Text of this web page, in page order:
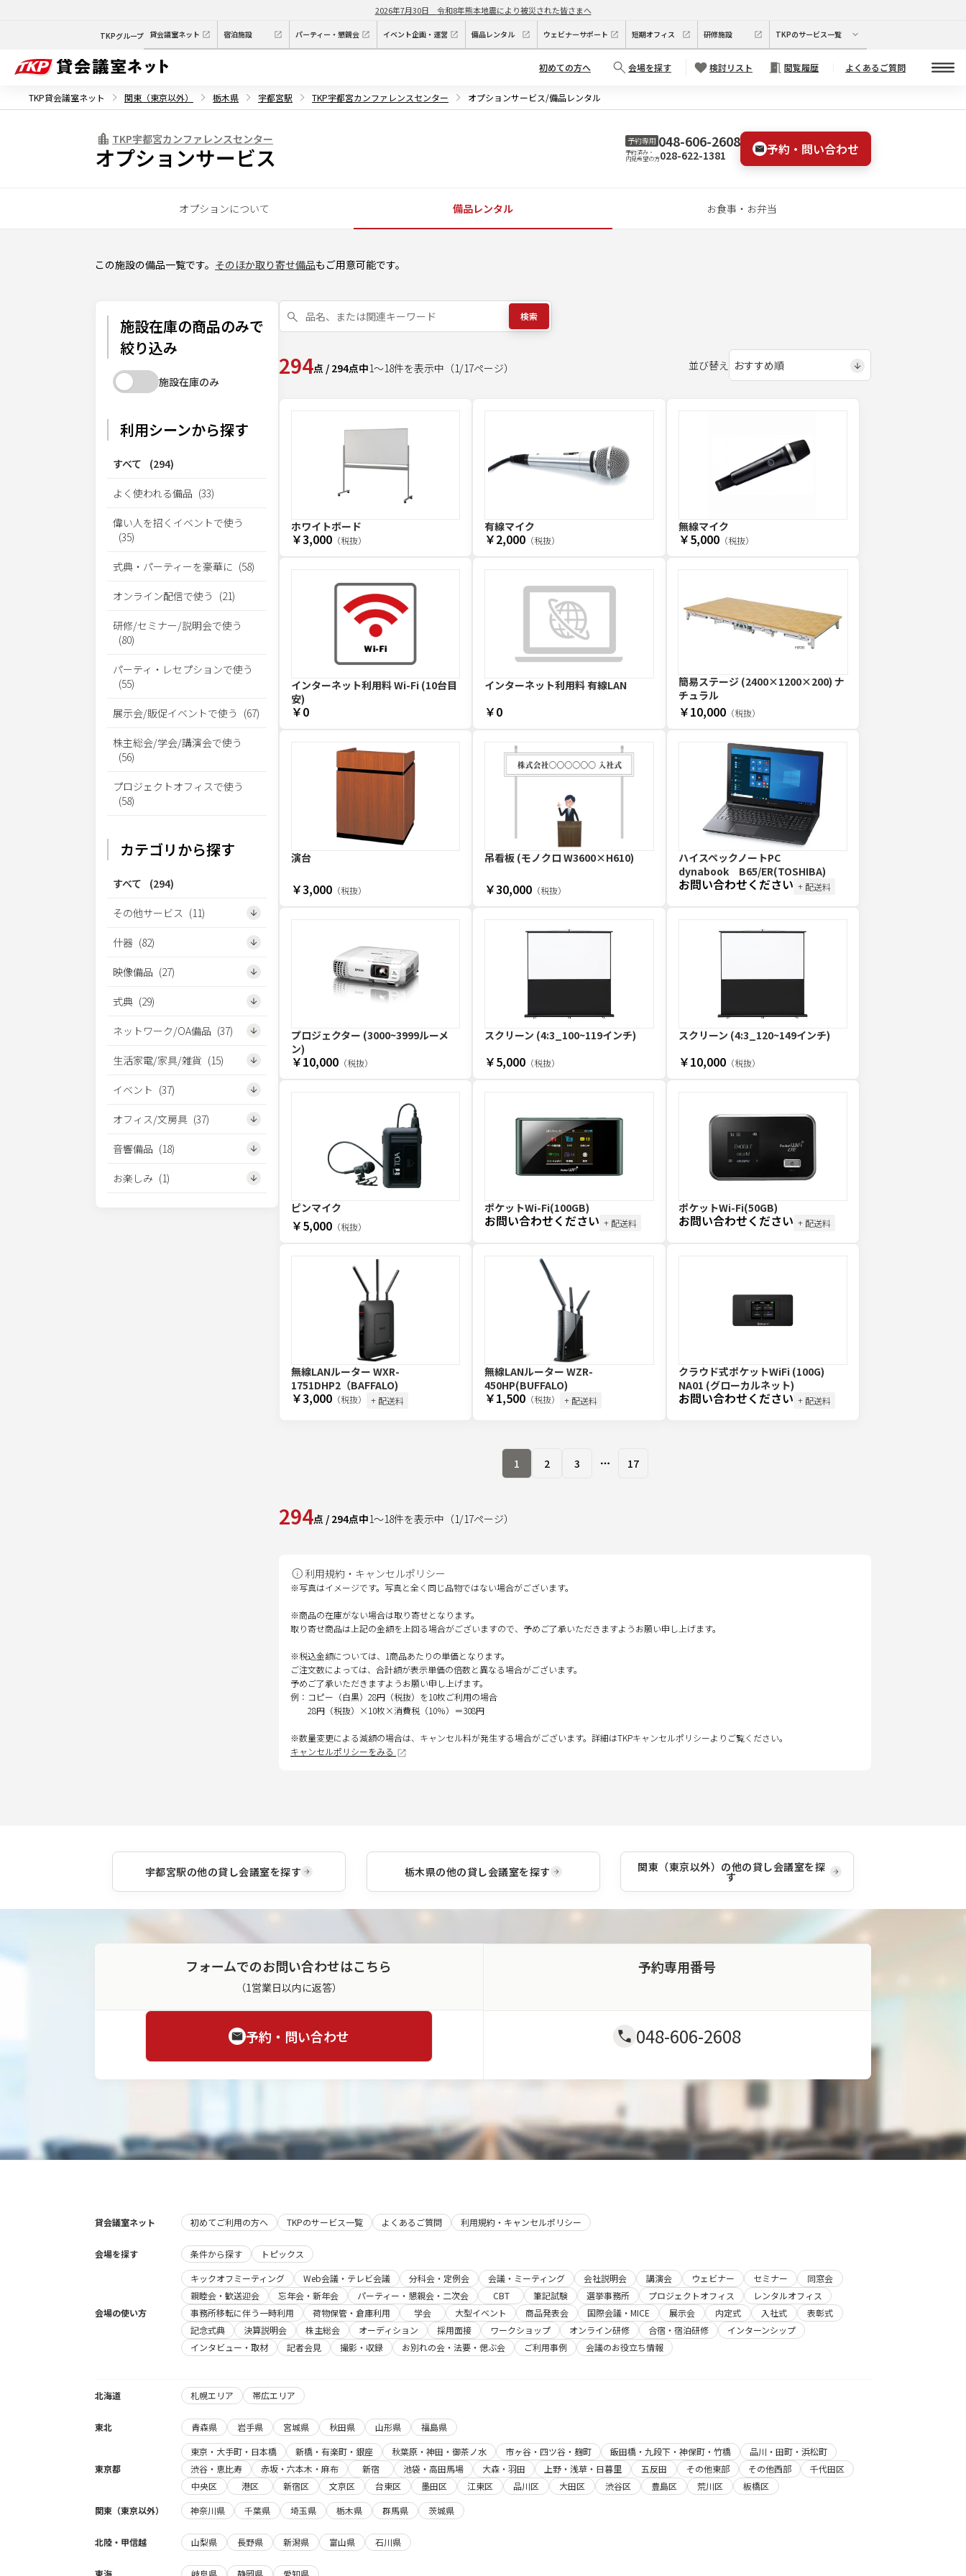
2026年7月30日 令和8年熊本地震により被災された皆さまへ
TKPグループ 貸会議室ネット 宿泊施設 パーティー・懇親会 イベント企画・運営 備品レンタル ウェビナーサポート 短期オフィス 研修施設 TKPのサービス一覧
初めての方へ 会場を探す 検討リスト 閲覧履歴 よくあるご質問
TKP貸会議室ネット 関東（東京以外） 栃木県 宇都宮駅 TKP宇都宮カンファレンスセンター オプションサービス/備品レンタル
TKP宇都宮カンファレンスセンター
オプションサービス
予約専用 048-606-2608
予約済み・
内見希望の方028-622-1381 予約・問い合わせ
オプションについて 備品レンタル お食事・お弁当
この施設の備品一覧です。 そのほか取り寄せ備品もご用意可能です。
施設在庫の商品のみで
絞り込み
施設在庫のみ
利用シーンから探す
すべて (294)
よく使われる備品 (33)
偉い人を招くイベントで使う
(35)
式典・パーティーを豪華に (58)
オンライン配信で使う (21)
研修/セミナー/説明会で使う
(80)
パーティ・レセプションで使う
(55)
展示会/販促イベントで使う (67)
株主総会/学会/講演会で使う
(56)
プロジェクトオフィスで使う
(58)
カテゴリから探す
すべて (294)
その他サービス (11)
什器 (82)
映像備品 (27)
式典 (29)
ネットワーク/OA備品 (37)
生活家電/家具/雑貨 (15)
イベント (37)
オフィス/文房具 (37)
音響備品 (18)
お楽しみ (1)
検索
294点 / 294点中1～18件を表示中 （1/17ページ） 並び替え
ホワイトボード
￥3,000 （税抜）
有線マイク
￥2,000 （税抜）
無線マイク
￥5,000（税抜）
インターネット利用料 Wi-Fi (10台目
安)
￥0
インターネット利用料 有線LAN
￥0
簡易ステージ (2400×1200×200) ナ
チュラル
￥10,000（税抜）
演台
￥3,000 （税抜）
吊看板 (モノクロ W3600×H610)
￥30,000 （税抜）
ハイスペックノートPC
dynabook B65/ER(TOSHIBA)
お問い合わせください + 配送料
プロジェクター (3000~3999ルーメ
ン)
￥10,000 （税抜）
スクリーン (4:3_100~119インチ)
￥5,000 （税抜）
スクリーン (4:3_120~149インチ)
￥10,000（税抜）
ピンマイク
￥5,000 （税抜）
ポケットWi-Fi(100GB)
お問い合わせください + 配送料
ポケットWi-Fi(50GB)
お問い合わせください + 配送料
無線LANルーター WXR-
1751DHP2（BAFFALO)
￥3,000 （税抜） + 配送料
無線LANルーター WZR-
450HP(BUFFALO)
￥1,500 （税抜） + 配送料
クラウド式ポケットWiFi (100G)
NA01 (グローカルネット)
お問い合わせください + 配送料
1 2 3 More pages
17
294点 / 294点中1～18件を表示中 （1/17ページ）
利用規約・キャンセルポリシー
※写真はイメージです。写真と全く同じ品物ではない場合がございます。
※商品の在庫がない場合は取り寄せとなります。
取り寄せ商品は上記の金額を上回る場合がございますので、予めご了承いただきますようお願い申し上げます。
※税込金額については、1商品あたりの単価となります。
ご注文数によっては、合計額が表示単価の倍数と異なる場合がございます。
予めご了承いただきますようお願い申し上げます。
例：コピー（白黒）28円（税抜）を10枚ご利用の場合
28円（税抜）×10枚×消費税（10％）＝308円
※数量変更による減額の場合は、キャンセル料が発生する場合がございます。詳細はTKPキャンセルポリシーよりご覧ください。
キャンセルポリシーをみる
宇都宮駅の他の貸し会議室を探す 栃木県の他の貸し会議室を探す 関東（東京以外） の他の貸し会議室を探
す
フォームでのお問い合わせはこちら
（1営業日以内に返答）
予約・問い合わせ
予約専用番号
048-606-2608
貸会議室ネット 初めてご利用の方へ TKPのサービス一覧 よくあるご質問 利用規約・キャンセルポリシー
会場を探す 条件から探す トピックス
会場の使い方
キックオフミーティング Web会議・テレビ会議 分科会・定例会 会議・ミーティング 会社説明会 講演会 ウェビナー セミナー
同窓会
親睦会・歓送迎会
忘年会・新年会 パーティー・懇親会・二次会 CBT 筆記試験 選挙事務所 プロジェクトオフィス
レンタルオフィス
事務所移転に伴う一時利用
荷物保管・倉庫利用 学会 大型イベント 商品発表会 国際会議・MICE 展示会 内定式 入社式
表彰式
記念式典
決算説明会 株主総会 オーディション 採用面接 ワークショップ オンライン研修 合宿・宿泊研修
インターンシップ
インタビュー・取材
記者会見 撮影・収録 お別れの会・法要・偲ぶ会 ご利用事例 会議のお役立ち情報
北海道 札幌エリア 帯広エリア
東北 青森県 岩手県 宮城県 秋田県 山形県 福島県
東京都
東京・大手町・日本橋 新橋・有楽町・銀座 秋葉原・神田・御茶ノ水 市ヶ谷・四ツ谷・麹町 飯田橋・九段下・神保町・竹橋
品川・田町・浜松町
渋谷・恵比寿
赤坂・六本木・麻布 新宿 池袋・高田馬場 大森・羽田 上野・浅草・日暮里 五反田 その他東部 その他西部
千代田区
中央区
港区 新宿区 文京区 台東区 墨田区 江東区 品川区 大田区 渋谷区 豊島区 荒川区
板橋区
関東（東京以外）
神奈川県 千葉県 埼玉県 栃木県 群馬県 茨城県
北陸・甲信越 山梨県 長野県 新潟県 富山県 石川県
東海 岐阜県 静岡県 愛知県